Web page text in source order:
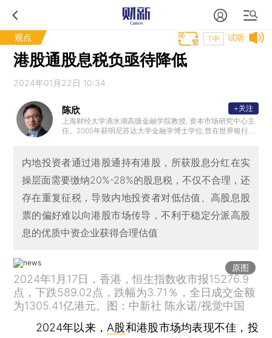
观点 试听
T中
港股通股息税负亟待降低
2024年01月22日 10:34
陈欣
上海财经大学滴水湖高级金融学院教授, 资本市场研究中心主
任。2005年获明尼苏达大学金融学博士学位,曾在世界银行、
。主要研究方向为：会计与资本市场、公司财务及证券投资
策略，获得多项学术研究奖项，曾主持国家自然科学基金等
多项科研项目，并入选上海市浦江人才计划。
+关注
内地投资者通过港股通持有港股，所获股息分红在实
操层面需要缴纳20%-28%的股息税，不仅不合理，还
存在重复征税，导致内地投资者对低估值、高股息股
票的偏好难以向港股市场传导，不利于稳定分派高股
息的优质中资企业获得合理估值
原图
2024年1月17日，香港，恒生指数收市报15276.9
点，下跌589.02点，跌幅为3.71％，全日成交金额
为1305.41亿港元。图：中新社 陈永诺/视觉中国
2024年以来， A股和港股市场均表现不佳，投